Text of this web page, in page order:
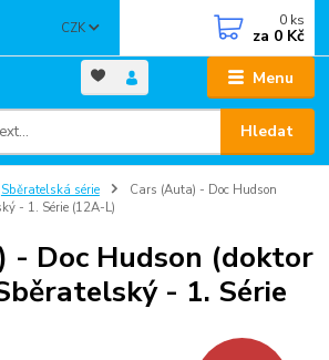
Menu
CZK
Hledat
0 ks
za 0 Kč
Sběratelská série
Cars (Auta) - Doc Hudson
- 1. Série (12A-L)
- Doc Hudson (doktor
- 1. Série